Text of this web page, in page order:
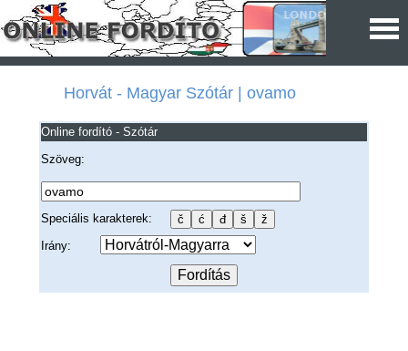
Horvát - Magyar Szótár | ovamo
Online fordító - Szótár
Szöveg:
Speciális karakterek:
Irány: